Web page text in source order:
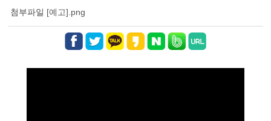
첨부파일 [예고].png